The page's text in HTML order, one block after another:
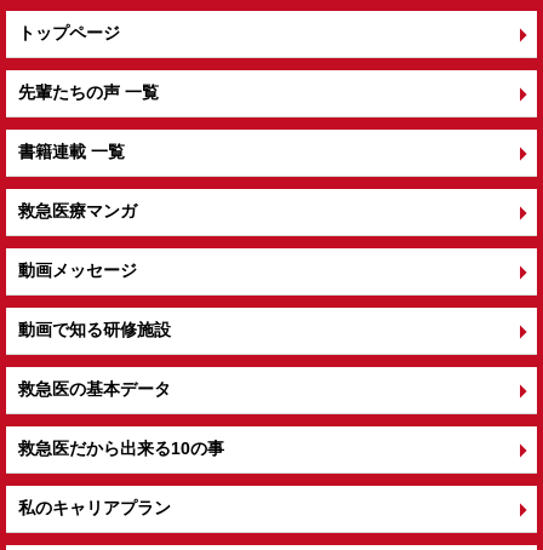
トップページ
先輩たちの声 一覧
書籍連載 一覧
救急医療マンガ
動画メッセージ
動画で知る研修施設
救急医の基本データ
救急医だから出来る10の事
私のキャリアプラン